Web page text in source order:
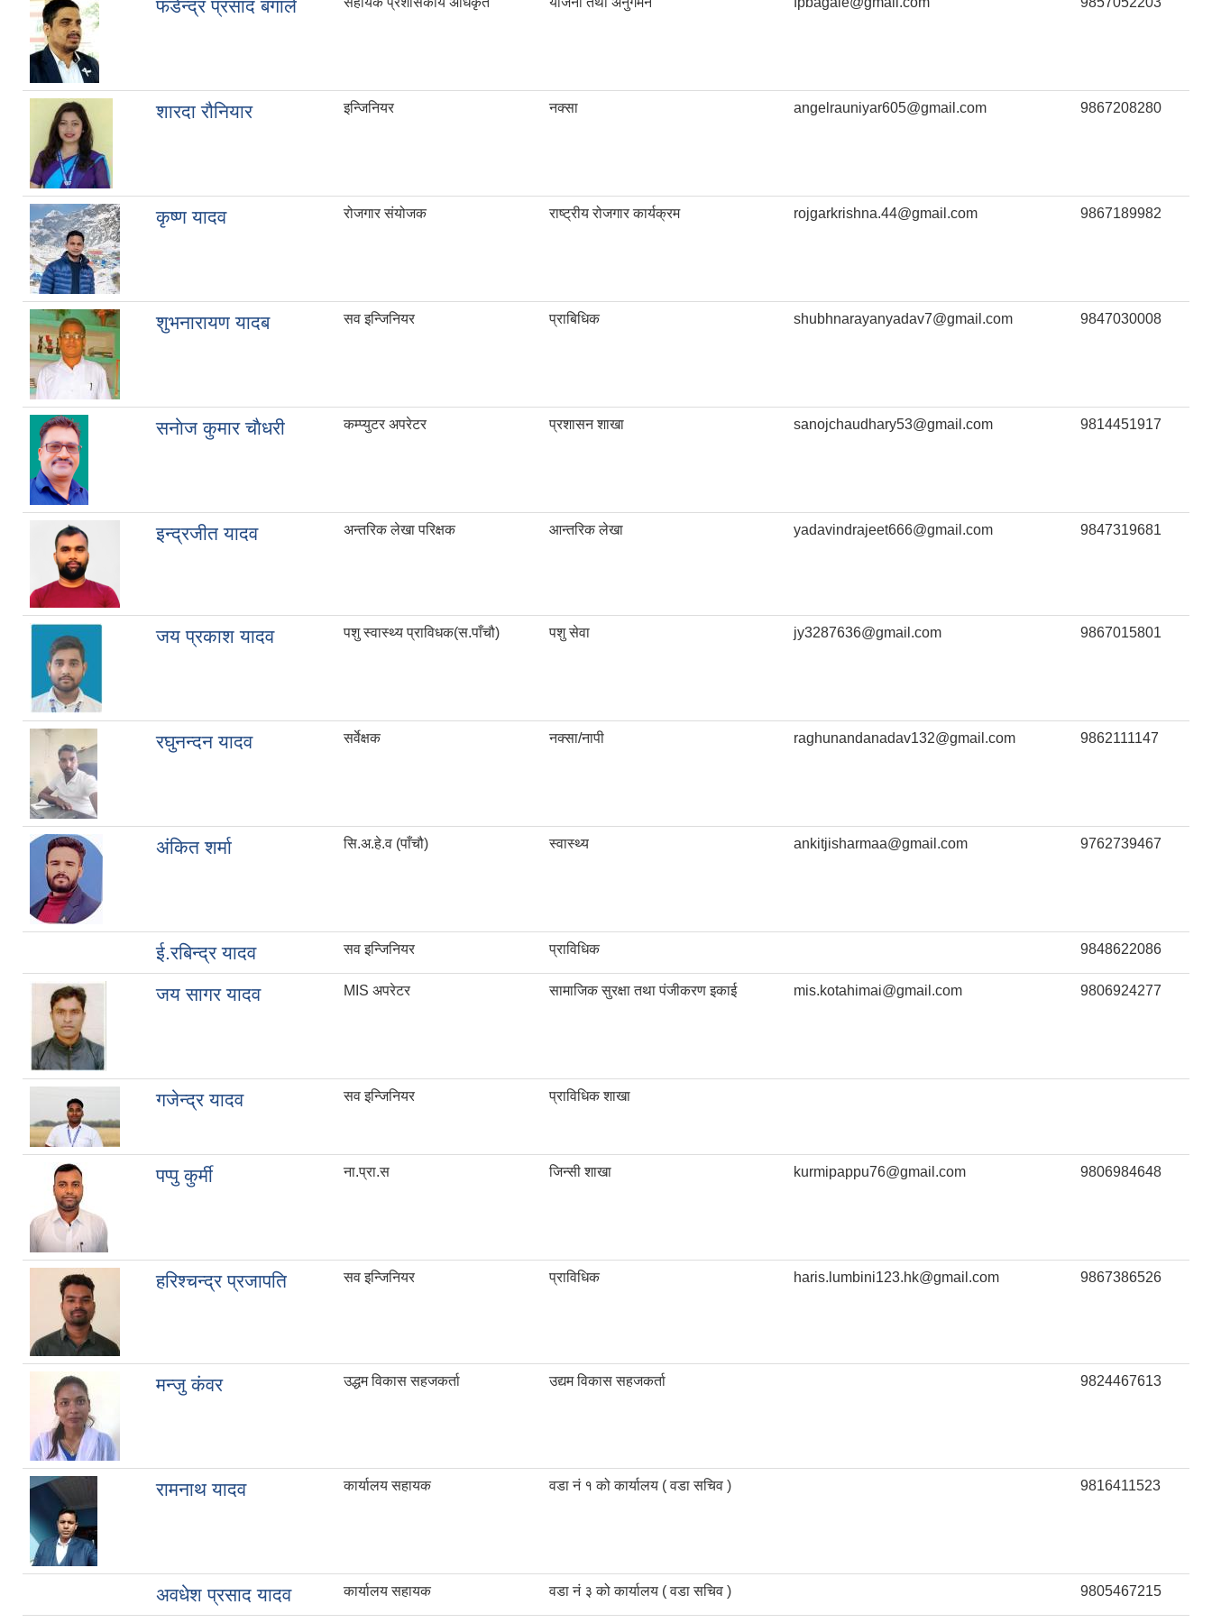
फडेन्द्र प्रसाद बगाले
शारदा रौनियार इन्जिनियर नक्सा angelrauniyar605@gmail.com 9867208280
कृष्ण यादव रोजगार संयोजक राष्ट्रीय रोजगार कार्यक्रम rojgarkrishna.44@gmail.com 9867189982
शुभनारायण यादब सव इन्जिनियर प्राबिधिक shubhnarayanyadav7@gmail.com 9847030008
सनाेज कुमार चाैधरी कम्प्युटर अपरेटर प्रशासन शाखा sanojchaudhary53@gmail.com 9814451917
इन्द्रजीत यादव अन्तरिक लेखा परिक्षक आन्तरिक लेखा yadavindrajeet666@gmail.com 9847319681
जय प्रकाश यादव पशु स्वास्थ्य प्राविधक(स.पाँचौ) पशु सेवा jy3287636@gmail.com 9867015801
रघुनन्दन यादव सर्वेक्षक नक्सा/नापी raghunandanadav132@gmail.com 9862111147
अंकित शर्मा सि.अ.हे.व (पाँचौ) स्वास्थ्य ankitjisharmaa@gmail.com 9762739467
ई.रबिन्द्र यादव सव इन्जिनियर प्राविधिक 9848622086
जय सागर यादव MIS अपरेटर सामाजिक सुरक्षा तथा पंजीकरण इकाई mis.kotahimai@gmail.com 9806924277
गजेन्द्र यादव सव इन्जिनियर प्राविधिक शाखा
पप्पु कुर्मी ना.प्रा.स जिन्सी शाखा kurmipappu76@gmail.com 9806984648
हरिश्चन्द्र प्रजापति सव इन्जिनियर प्राविधिक haris.lumbini123.hk@gmail.com 9867386526
मन्जु कंवर उद्धम विकास सहजकर्ता उद्यम विकास सहजकर्ता 9824467613
रामनाथ यादव कार्यालय सहायक वडा नं १ को कार्यालय ( वडा सचिव ) 9816411523
अवधेश प्रसाद यादव कार्यालय सहायक वडा नं ३ को कार्यालय ( वडा सचिव ) 9805467215